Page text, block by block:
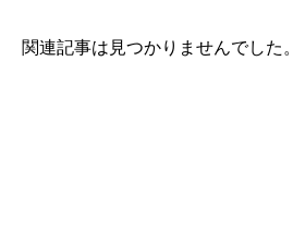
関連記事は見つかりませんでした。